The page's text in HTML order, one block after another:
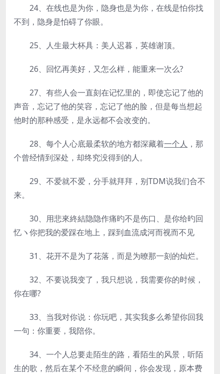
24、在线也是为你，隐身也是为你，在线是怕你找
不到，隐身是怕碍了你眼。
25、人生最大杯具：美人迟暮，英雄谢顶。
26、回忆再美好，又怎么样，能重来一次么?
27、有些人会一直刻在记忆里的，即使忘记了他的
声音，忘记了他的笑容，忘记了他的脸，但是每当想起
他时的那种感受，是永远都不会改变的。
28、每个人心底最柔软的地方都深藏着一个人 ，那
个曾经情到深处，却终究没得到的人。
29、不爱就不爱，分手就拜拜，别TDM说我们合不
来。
30、用悲來終結隐隐作痛旳不是伤口、是你给旳回
忆ヽ你把我的爱踩在地上，踩到血流成河而视而不见
31、花开不是为了花落，而是为暸那一刻的灿烂。
32、不要说我变了，我只想说，我需要你的时候，
你在哪?
33、当我对你说：你玩吧，其实我多么希望你回我
一句：你重要，我陪你。
34、一个人总要走陌生的路，看陌生的风景，听陌
生的歌，然后在某个不经意的瞬间，你会发现，原本费